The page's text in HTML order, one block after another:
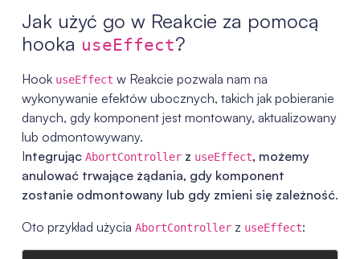
Jak użyć go w Reakcie za pomocą
hooka useEffect?
Hook useEffect w Reakcie pozwala nam na
wykonywanie efektów ubocznych, takich jak pobieranie
danych, gdy komponent jest montowany, aktualizowany
lub odmontowywany.
Integrując AbortControllerz useEffect, możemy
anulować trwające żądania, gdy komponent
zostanie odmontowany lub gdy zmieni się zależność.
Oto przykład użycia AbortControllerz useEffect: